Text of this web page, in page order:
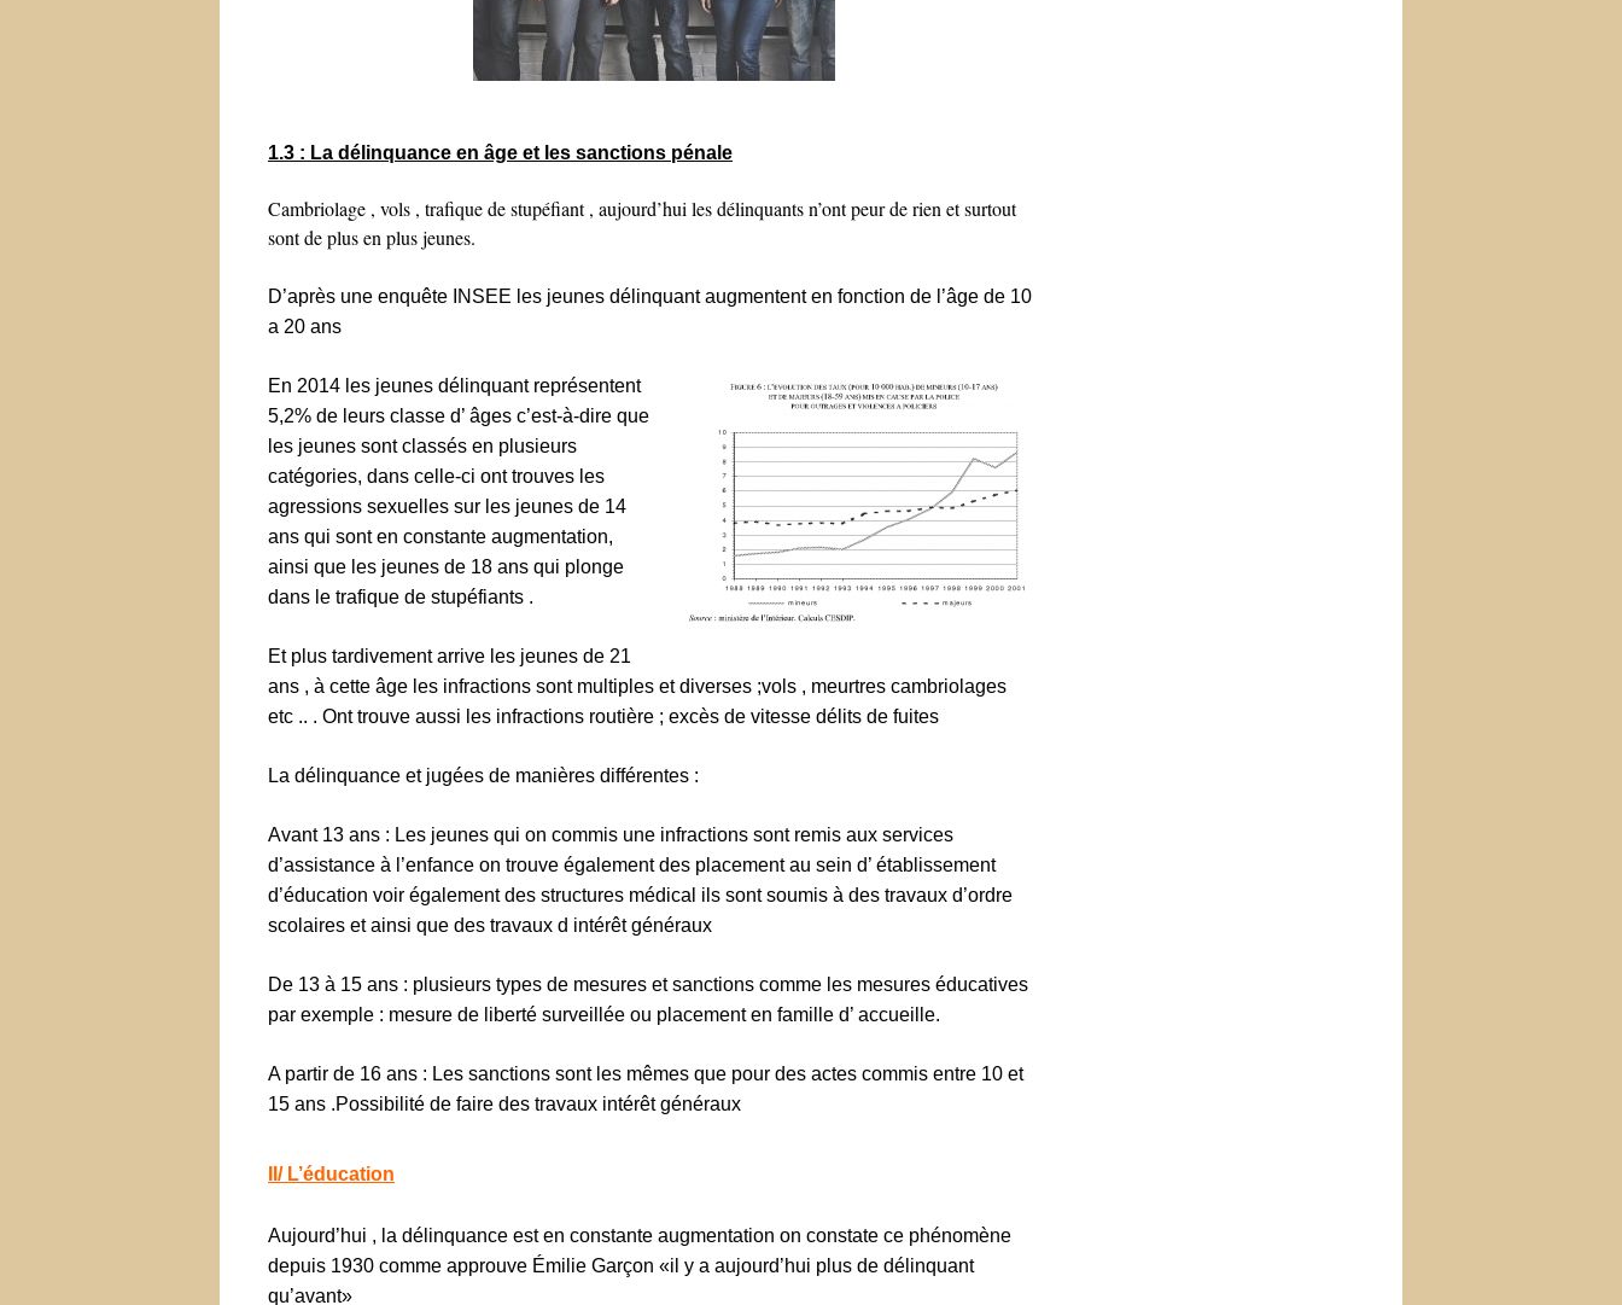
1.3 : La délinquance en âge et les sanctions pénale
Cambriolage , vols , trafique de stupéfiant , aujourd’hui les délinquants n’ont peur de rien et surtout
sont de plus en plus jeunes.
D’après une enquête INSEE les jeunes délinquant augmentent en fonction de l’âge de 10
a 20 ans
En 2014 les jeunes délinquant représentent
5,2% de leurs classe d’ âges c’est-à-dire que
les jeunes sont classés en plusieurs
catégories, dans celle-ci ont trouves les
agressions sexuelles sur les jeunes de 14
ans qui sont en constante augmentation,
ainsi que les jeunes de 18 ans qui plonge
dans le trafique de stupéfiants .
Et plus tardivement arrive les jeunes de 21
ans , à cette âge les infractions sont multiples et diverses ;vols , meurtres cambriolages
etc .. . Ont trouve aussi les infractions routière ; excès de vitesse délits de fuites
La délinquance et jugées de manières différentes :
Avant 13 ans : Les jeunes qui on commis une infractions sont remis aux services
d’assistance à l’enfance on trouve également des placement au sein d’ établissement
d’éducation voir également des structures médical ils sont soumis à des travaux d’ordre
scolaires et ainsi que des travaux d intérêt généraux
De 13 à 15 ans : plusieurs types de mesures et sanctions comme les mesures éducatives
par exemple : mesure de liberté surveillée ou placement en famille d’ accueille.
A partir de 16 ans : Les sanctions sont les mêmes que pour des actes commis entre 10 et
15 ans .Possibilité de faire des travaux intérêt généraux
II/ L’éducation
Aujourd’hui , la délinquance est en constante augmentation on constate ce phénomène
depuis 1930 comme approuve Émilie Garçon «il y a aujourd’hui plus de délinquant
qu’avant»